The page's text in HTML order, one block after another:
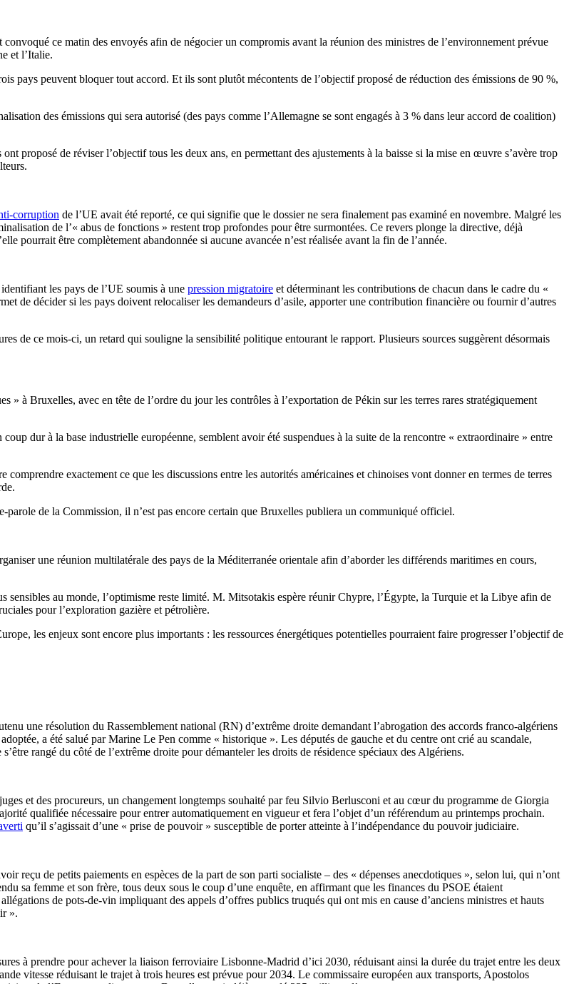
ce matin des envoyés afin de négocier un compromis avant la réunion des ministres de l’environnement prévue
et l’Italie.
pays peuvent bloquer tout accord. Et ils sont plutôt mécontents de l’objectif proposé de réduction des émissions de 90 %,
des émissions qui sera autorisé (des pays comme l’Allemagne se sont engagés à 3 % dans leur accord de coalition)
proposé de réviser l’objectif tous les deux ans, en permettant des ajustements à la baisse si la mise en œuvre s’avère trop
corruption de l’UE avait été reporté, ce qui signifie que le dossier ne sera finalement pas examiné en novembre. Malgré les
de l’« abus de fonctions » restent trop profondes pour être surmontées. Ce revers plonge la directive, déjà
pourrait être complètement abandonnée si aucune avancée n’est réalisée avant la fin de l’année.
les pays de l’UE soumis à une pression migratoire et déterminant les contributions de chacun dans le cadre du «
de décider si les pays doivent relocaliser les demandeurs d’asile, apporter une contribution financière ou fournir d’autres
de ce mois-ci, un retard qui souligne la sensibilité politique entourant le rapport. Plusieurs sources suggèrent désormais
» à Bruxelles, avec en tête de l’ordre du jour les contrôles à l’exportation de Pékin sur les terres rares stratégiquement
dur à la base industrielle européenne, semblent avoir été suspendues à la suite de la rencontre « extraordinaire » entre
exactement ce que les discussions entre les autorités américaines et chinoises vont donner en termes de terres
de la Commission, il n’est pas encore certain que Bruxelles publiera un communiqué officiel.
une réunion multilatérale des pays de la Méditerranée orientale afin d’aborder les différends maritimes en cours,
sensibles au monde, l’optimisme reste limité. M. Mitsotakis espère réunir Chypre, l’Égypte, la Turquie et la Libye afin de
pour l’exploration gazière et pétrolière.
les enjeux sont encore plus importants : les ressources énergétiques potentielles pourraient faire progresser l’objectif de
une résolution du Rassemblement national (RN) d’extrême droite demandant l’abrogation des accords franco-algériens
a été salué par Marine Le Pen comme « historique ». Les députés de gauche et du centre ont crié au scandale,
rangé du côté de l’extrême droite pour démanteler les droits de résidence spéciaux des Algériens.
et des procureurs, un changement longtemps souhaité par feu Silvio Berlusconi et au cœur du programme de Giorgia
qualifiée nécessaire pour entrer automatiquement en vigueur et fera l’objet d’un référendum au printemps prochain.
qu’il s’agissait d’une « prise de pouvoir » susceptible de porter atteinte à l’indépendance du pouvoir judiciaire.
reçu de petits paiements en espèces de la part de son parti socialiste – des « dépenses anecdotiques », selon lui, qui n’ont
sa femme et son frère, tous deux sous le coup d’une enquête, en affirmant que les finances du PSOE étaient
de pots-de-vin impliquant des appels d’offres publics truqués qui ont mis en cause d’anciens ministres et hauts
».
à prendre pour achever la liaison ferroviaire Lisbonne-Madrid d’ici 2030, réduisant ainsi la durée du trajet entre les deux
vitesse réduisant le trajet à trois heures est prévue pour 2034. Le commissaire européen aux transports, Apostolos